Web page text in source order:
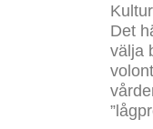
Det
välja